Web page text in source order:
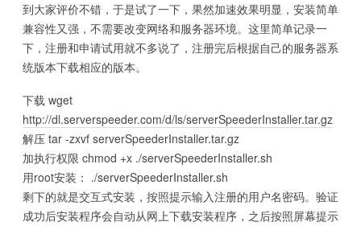
到大家评价不错，于是试了一下，果然加速效果明显，安装简单
兼容性又强，不需要改变网络和服务器环境。这里简单记录一
下，注册和申请试用就不多说了，注册完后根据自己的服务器系
统版本下载相应的版本。
下载 wget
http://dl.serverspeeder.com/d/ls/serverSpeederInstaller.tar.gz
解压 tar -zxvf serverSpeederInstaller.tar.gz
加执行权限 chmod +x ./serverSpeederInstaller.sh
用root安装： ./serverSpeederInstaller.sh
剩下的就是交互式安装，按照提示输入注册的用户名密码。验证
成功后安装程序会自动从网上下载安装程序，之后按照屏幕提示